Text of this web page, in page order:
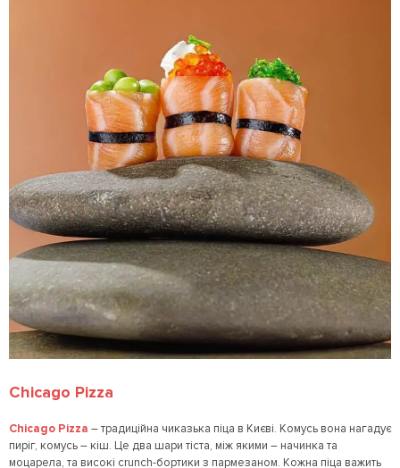
Chicago Pizza
Chicago Pizza – традиційна чиказька піца в Києві. Комусь вона нагадує
пиріг, комусь – кіш. Це два шари тіста, між якими – начинка та
моцарела, та високі crunch-бортики з пармезаном. Кожна піца важить